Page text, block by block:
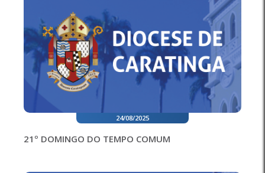
24/08/2025
21º DOMINGO DO TEMPO COMUM